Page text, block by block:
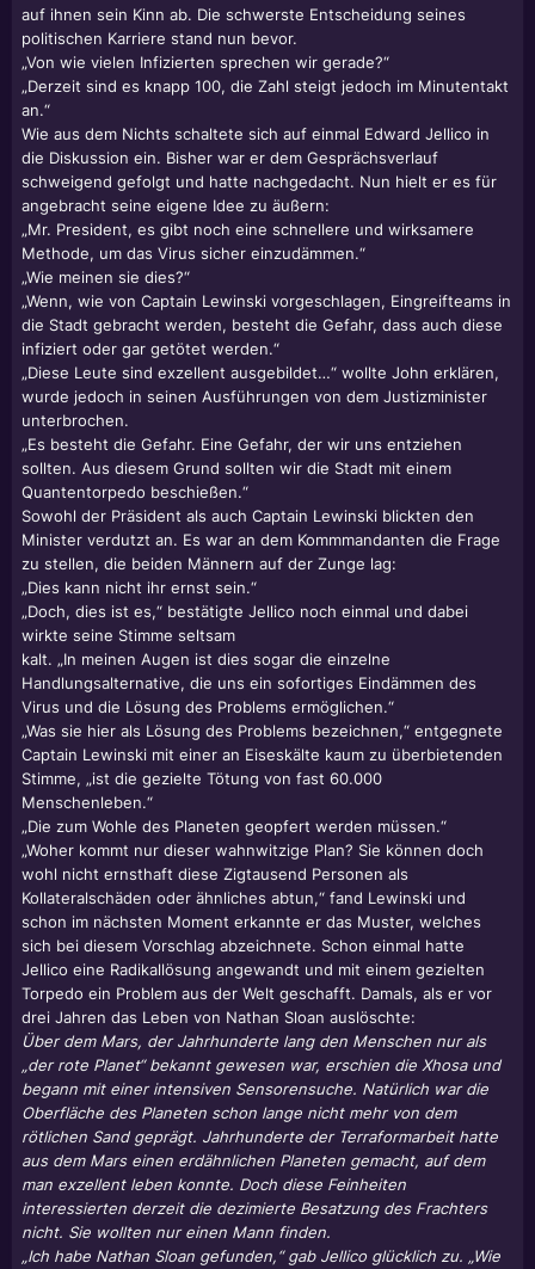
auf ihnen sein Kinn ab. Die schwerste Entscheidung seines
politischen Karriere stand nun bevor.
„Von wie vielen Infizierten sprechen wir gerade?“
„Derzeit sind es knapp 100, die Zahl steigt jedoch im Minutentakt
an.“
Wie aus dem Nichts schaltete sich auf einmal Edward Jellico in
die Diskussion ein. Bisher war er dem Gesprächsverlauf
schweigend gefolgt und hatte nachgedacht. Nun hielt er es für
angebracht seine eigene Idee zu äußern:
„Mr. President, es gibt noch eine schnellere und wirksamere
Methode, um das Virus sicher einzudämmen.“
„Wie meinen sie dies?“
„Wenn, wie von Captain Lewinski vorgeschlagen, Eingreifteams in
die Stadt gebracht werden, besteht die Gefahr, dass auch diese
infiziert oder gar getötet werden.“
„Diese Leute sind exzellent ausgebildet…“ wollte John erklären,
wurde jedoch in seinen Ausführungen von dem Justizminister
unterbrochen.
„Es besteht die Gefahr. Eine Gefahr, der wir uns entziehen
sollten. Aus diesem Grund sollten wir die Stadt mit einem
Quantentorpedo beschießen.“
Sowohl der Präsident als auch Captain Lewinski blickten den
Minister verdutzt an. Es war an dem Kommmandanten die Frage
zu stellen, die beiden Männern auf der Zunge lag:
„Dies kann nicht ihr ernst sein.“
„Doch, dies ist es,“ bestätigte Jellico noch einmal und dabei
wirkte seine Stimme seltsam
kalt. „In meinen Augen ist dies sogar die einzelne
Handlungsalternative, die uns ein sofortiges Eindämmen des
Virus und die Lösung des Problems ermöglichen.“
„Was sie hier als Lösung des Problems bezeichnen,“ entgegnete
Captain Lewinski mit einer an Eiseskälte kaum zu überbietenden
Stimme, „ist die gezielte Tötung von fast 60.000
Menschenleben.“
„Die zum Wohle des Planeten geopfert werden müssen.“
„Woher kommt nur dieser wahnwitzige Plan? Sie können doch
wohl nicht ernsthaft diese Zigtausend Personen als
Kollateralschäden oder ähnliches abtun,“ fand Lewinski und
schon im nächsten Moment erkannte er das Muster, welches
sich bei diesem Vorschlag abzeichnete. Schon einmal hatte
Jellico eine Radikallösung angewandt und mit einem gezielten
Torpedo ein Problem aus der Welt geschafft. Damals, als er vor
drei Jahren das Leben von Nathan Sloan auslöschte:
Über dem Mars, der Jahrhunderte lang den Menschen nur als
„der rote Planet“ bekannt gewesen war, erschien die Xhosa und
begann mit einer intensiven Sensorensuche. Natürlich war die
Oberfläche des Planeten schon lange nicht mehr von dem
rötlichen Sand geprägt. Jahrhunderte der Terraformarbeit hatte
aus dem Mars einen erdähnlichen Planeten gemacht, auf dem
man exzellent leben konnte. Doch diese Feinheiten
interessierten derzeit die dezimierte Besatzung des Frachters
nicht. Sie wollten nur einen Mann finden.
„Ich habe Nathan Sloan gefunden,“ gab Jellico glücklich zu. „Wie